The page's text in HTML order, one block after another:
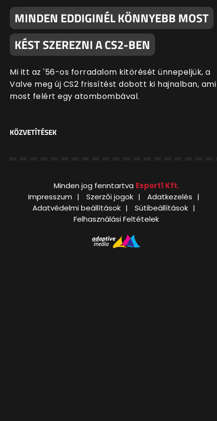
MINDEN EDDIGINÉL KÖNNYEBB MOST
KÉST SZEREZNI A CS2-BEN
Mi itt az '56-os forradalom kitörését ünnepeljük, a
Valve meg új CS2 frissítést dobott ki hajnalban, ami
most felért egy atombombával.
KÖZVETÍTÉSEK
Minden jog fenntartva Esport1 Kft.
Impresszum
Szerzői jogok
Adatkezelés
Adatvédelmi beállítások
Sütibeállítások
Felhasználási Feltételek